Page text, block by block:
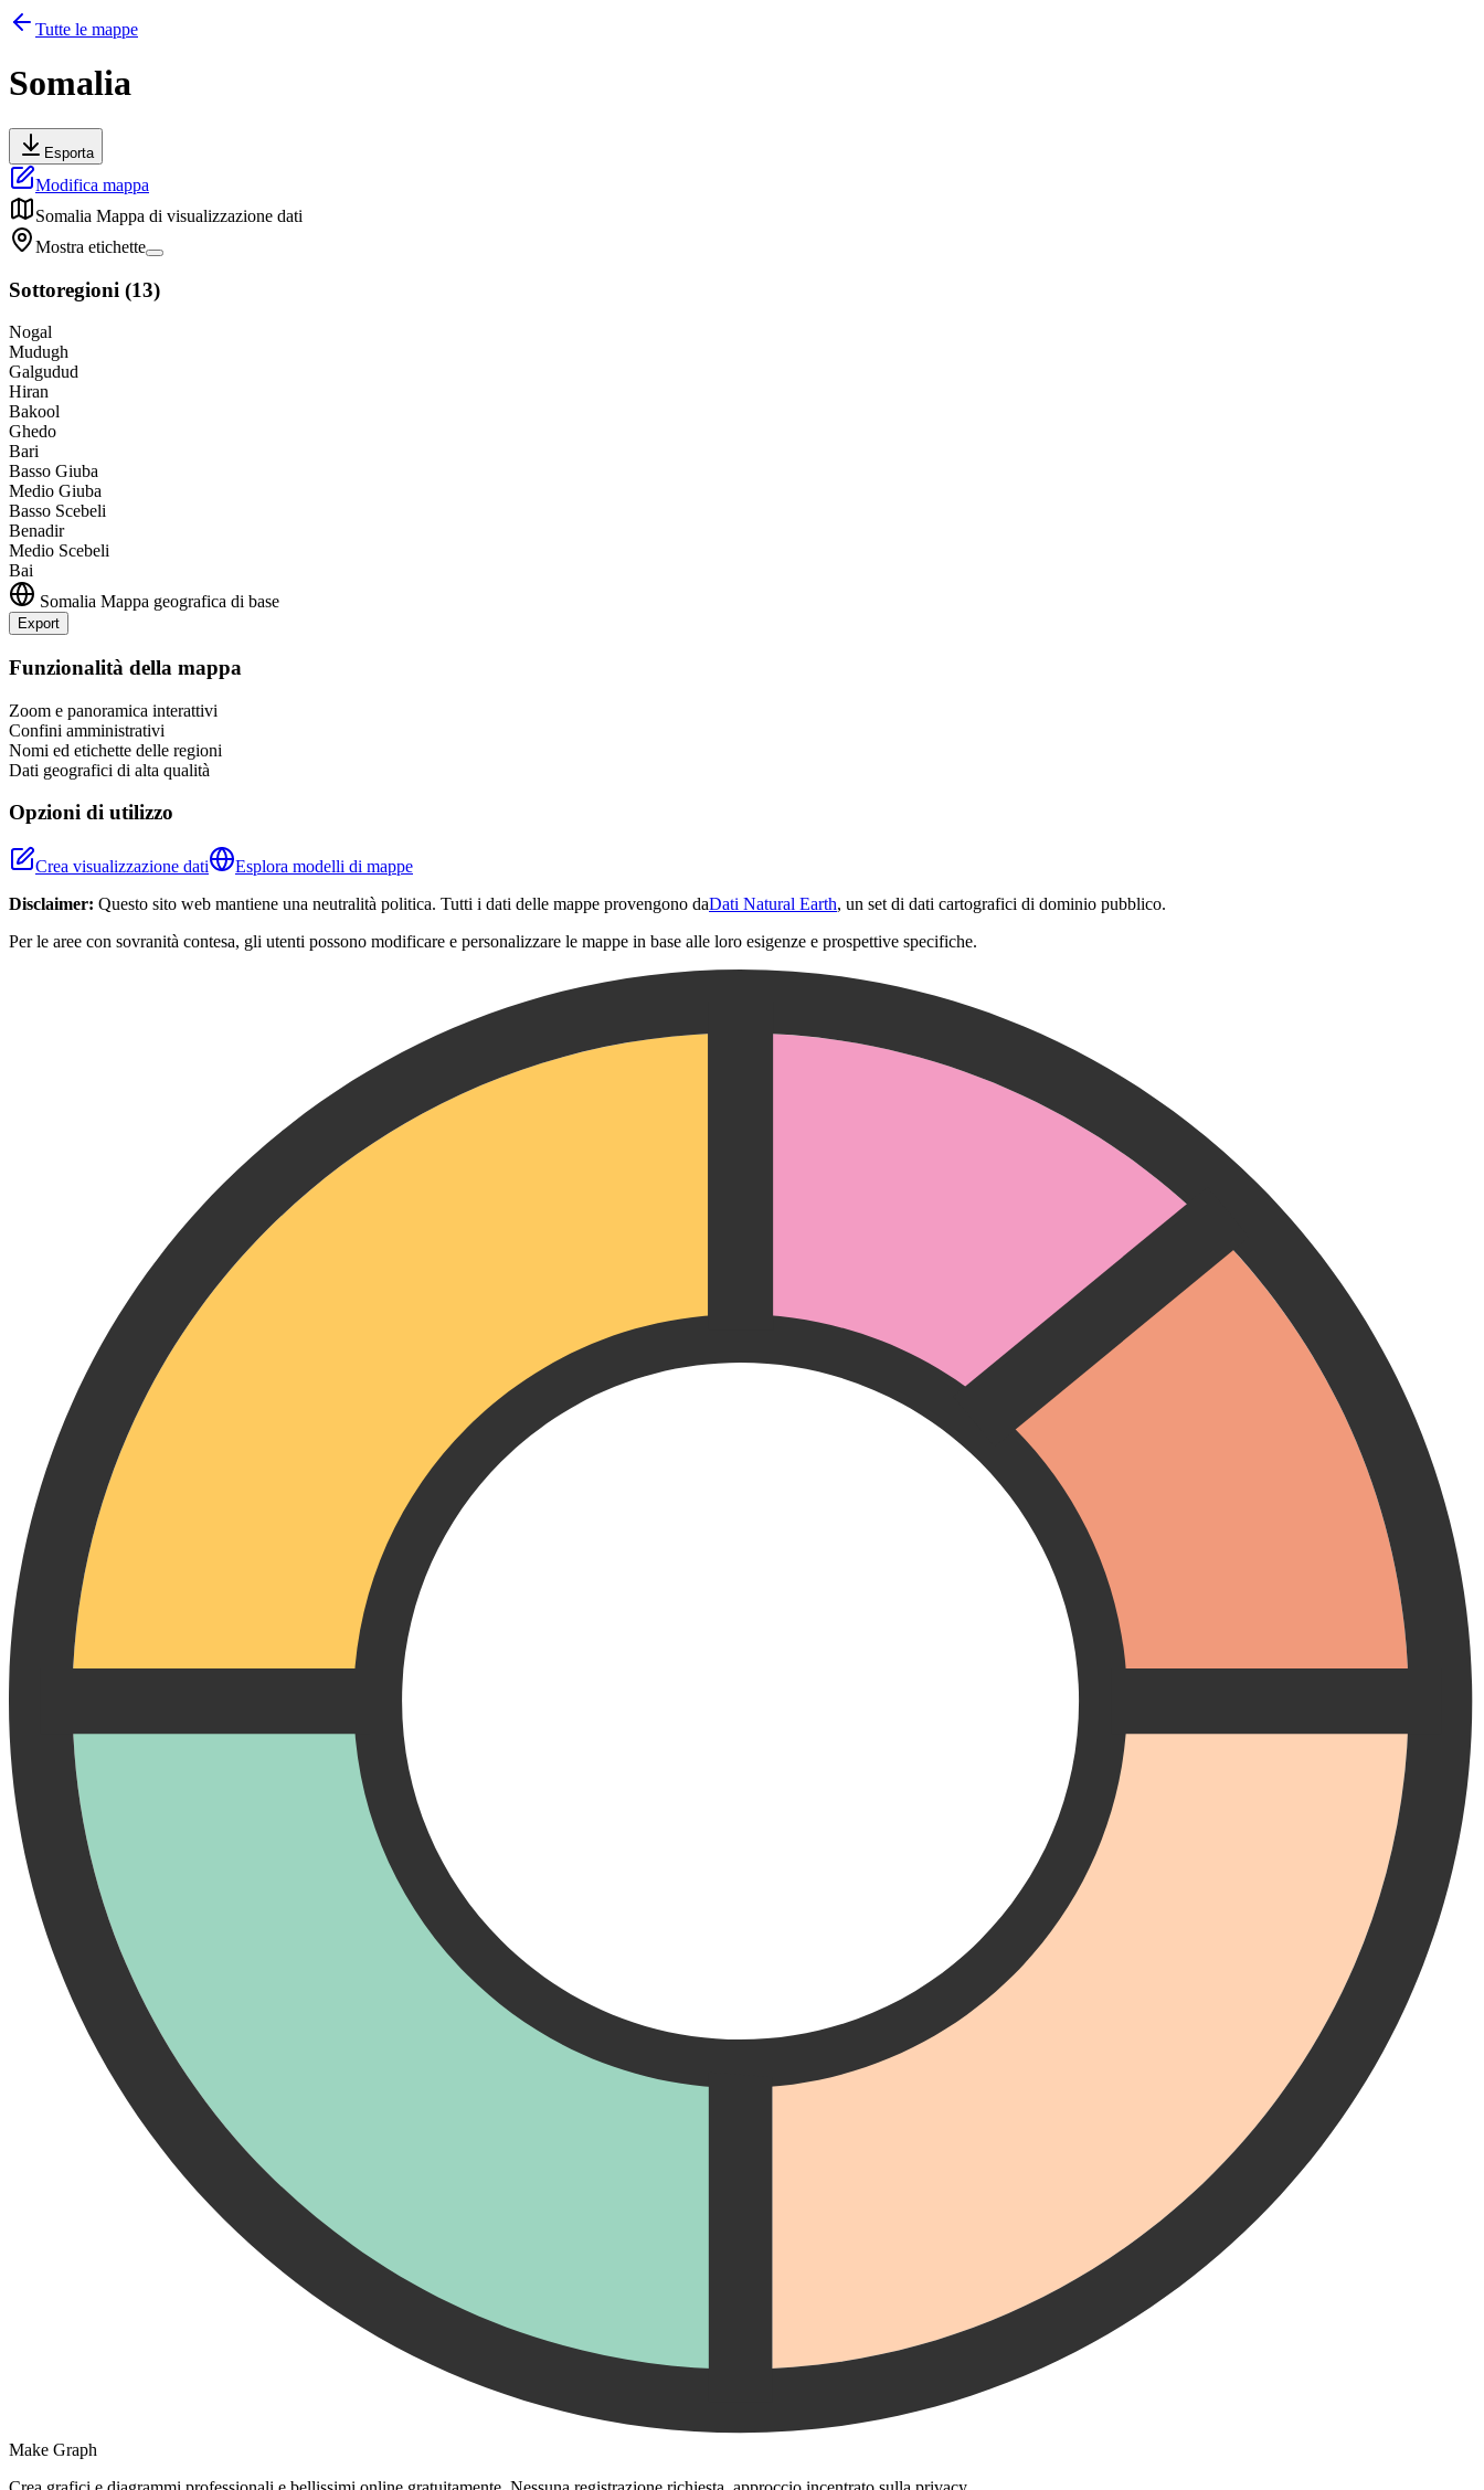
Tutte le mappe
Somalia
Esporta
Modifica mappa
Somalia Mappa di visualizzazione dati
Mostra etichette
Sottoregioni (13)
Nogal
Mudugh
Galgudud
Hiran
Bakool
Ghedo
Bari
Basso Giuba
Medio Giuba
Basso Scebeli
Benadir
Medio Scebeli
Bai
Somalia Mappa geografica di base
Export
+
Funzionalità della mappa
Zoom e panoramica interattivi
Confini amministrativi
Nomi ed etichette delle regioni
Dati geografici di alta qualità
Opzioni di utilizzo
Crea visualizzazione dati
Esplora modelli di mappe
Disclaimer: Questo sito web mantiene una neutralità politica. Tutti i dati delle mappe provengono daDati Natural Earth, un set di dati cartografici di dominio pubblico.
Per le aree con sovranità contesa, gli utenti possono modificare e personalizzare le mappe in base alle loro esigenze e prospettive specifiche.
Make Graph